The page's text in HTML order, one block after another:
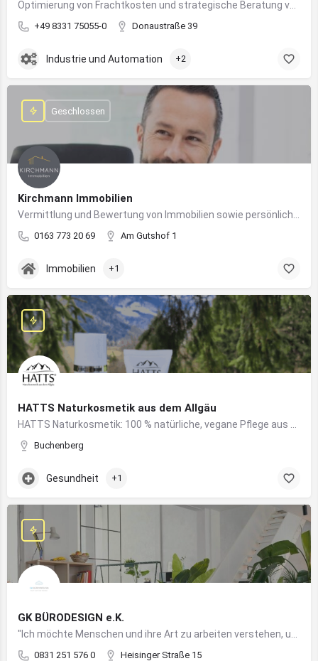
+49 8331 75055-0 Donaustraße 39
Industrie und Automation +2
Kirchmann Immobilien
0163 773 20 69 Am Gutshof 1
Geschlossen
Immobilien +1
HATTS Naturkosmetik aus dem Allgäu
Buchenberg
Gesundheit +1
GK BÜRODESIGN e.K.
0831 251 576 0 Heisinger Straße 15